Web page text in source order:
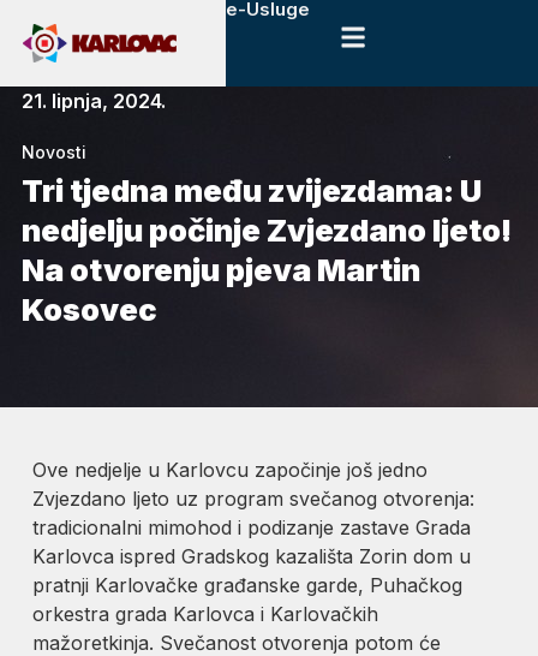
e-Usluge
21. lipnja, 2024.
Novosti
Tri tjedna među zvijezdama: U
nedjelju počinje Zvjezdano ljeto!
Na otvorenju pjeva Martin
Kosovec
Ove nedjelje u Karlovcu započinje još jedno
Zvjezdano ljeto uz program svečanog otvorenja:
tradicionalni mimohod i podizanje zastave Grada
Karlovca ispred Gradskog kazališta Zorin dom u
pratnji Karlovačke građanske garde, Puhačkog
orkestra grada Karlovca i Karlovačkih
mažoretkinja. Svečanost otvorenja potom će